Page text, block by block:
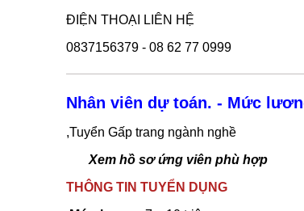
ĐIỆN THOẠI LIÊN HỆ
0837156379 - 08 62 77 0999
Nhân viên dự toán. - Mức
,Tuyển Gấp trang ngành nghề
Xem hồ sơ ứng viên phù hợp
THÔNG TIN TUYỂN DỤNG